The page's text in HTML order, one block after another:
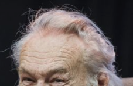
Introwizje – Jerzy